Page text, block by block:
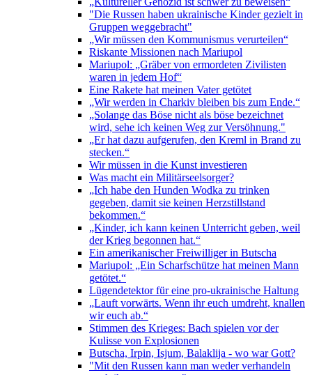
"Die Russen haben ukrainische Kinder gezielt in
Gruppen weggebracht"
„Wir müssen den Kommunismus verurteilen“
Riskante Missionen nach Mariupol
Mariupol: „Gräber von ermordeten Zivilisten
waren in jedem Hof“
Eine Rakete hat meinen Vater getötet
„Wir werden in Charkiv bleiben bis zum Ende.“
„Solange das Böse nicht als böse bezeichnet
wird, sehe ich keinen Weg zur Versöhnung."
„Er hat dazu aufgerufen, den Kreml in Brand zu
stecken.“
Wir müssen in die Kunst investieren
Was macht ein Militärseelsorger?
„Ich habe den Hunden Wodka zu trinken
gegeben, damit sie keinen Herzstillstand
bekommen.“
„Kinder, ich kann keinen Unterricht geben, weil
der Krieg begonnen hat.“
Ein amerikanischer Freiwilliger in Butscha
Mariupol: „Ein Scharfschütze hat meinen Mann
getötet.“
Lügendetektor für eine pro-ukrainische Haltung
„Lauft vorwärts. Wenn ihr euch umdreht, knallen
wir euch ab.“
Stimmen des Krieges: Bach spielen vor der
Kulisse von Explosionen
Butscha, Irpin, Isjum, Balaklija - wo war Gott?
"Mit den Russen kann man weder verhandeln